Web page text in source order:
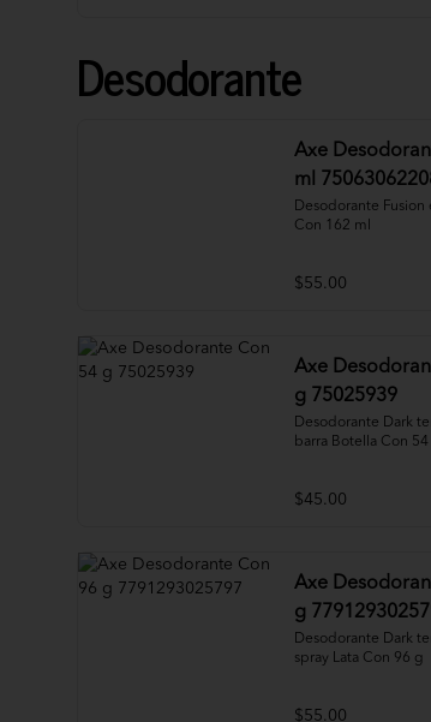
Desodorante
Axe Desodorante Con 162
ml
Desodorante Fusion
Con 162 ml
$55.00
Axe Desodorante Con 54
g 75025939
Desodorante Dark
barra Botella Con 54
$45.00
Axe Desodorante Con 96
g
Desodorante Dark
spray Lata Con 96 g
$55.00